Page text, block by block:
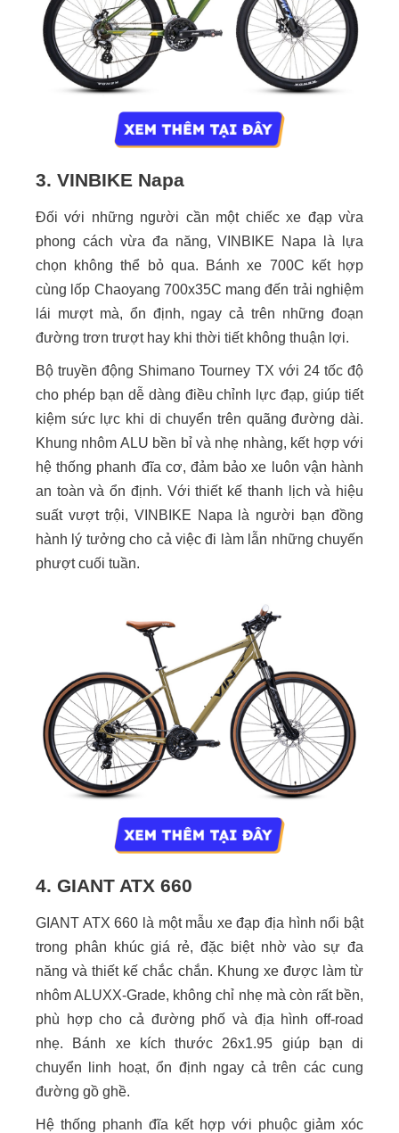
3. VINBIKE Napa
Đối với những người cần một chiếc xe đạp vừa
phong cách vừa đa năng, VINBIKE Napa là lựa
chọn không thể bỏ qua. Bánh xe 700C kết hợp
cùng lốp Chaoyang 700x35C mang đến trải nghiệm
lái mượt mà, ổn định, ngay cả trên những đoạn
đường trơn trượt hay khi thời tiết không thuận lợi.
Bộ truyền động Shimano Tourney TX với 24 tốc độ
cho phép bạn dễ dàng điều chỉnh lực đạp, giúp tiết
kiệm sức lực khi di chuyển trên quãng đường dài.
Khung nhôm ALU bền bỉ và nhẹ nhàng, kết hợp với
hệ thống phanh đĩa cơ, đảm bảo xe luôn vận hành
an toàn và ổn định. Với thiết kế thanh lịch và hiệu
suất vượt trội, VINBIKE Napa là người bạn đồng
hành lý tưởng cho cả việc đi làm lẫn những chuyến
phượt cuối tuần.
4. GIANT ATX 660
GIANT ATX 660 là một mẫu xe đạp địa hình nổi bật
trong phân khúc giá rẻ, đặc biệt nhờ vào sự đa
năng và thiết kế chắc chắn. Khung xe được làm từ
nhôm ALUXX-Grade, không chỉ nhẹ mà còn rất bền,
phù hợp cho cả đường phố và địa hình off-road
nhẹ. Bánh xe kích thước 26x1.95 giúp bạn di
chuyển linh hoạt, ổn định ngay cả trên các cung
đường gồ ghề.
Hệ thống phanh đĩa kết hợp với phuộc giảm xóc